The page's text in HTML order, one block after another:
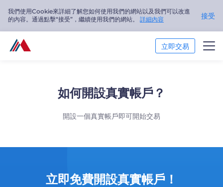
我們使用Cookie來詳細了解您如何使用我們的網站以及我們可以改進
的內容。通過點擊“接受”，繼續使用我們的網站。 詳細內容 接受
立即交易
交易培訓
如何開設真實帳戶？
開設一個真實帳戶即可開始交易
立即免費開設真實帳戶！